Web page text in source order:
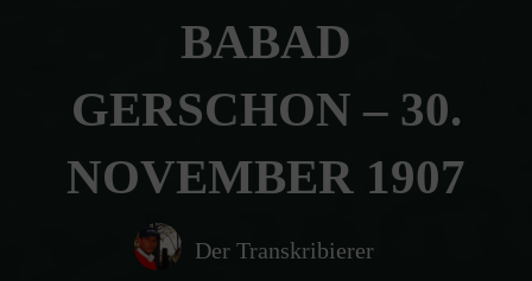
BABAD
GERSCHON – 30.
NOVEMBER 1907
Der Transkribierer